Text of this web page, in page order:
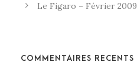
Le Figaro – Février 2009
COMMENTAIRES RÉCENTS